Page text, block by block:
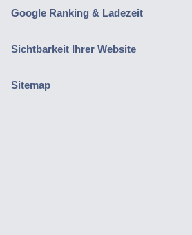
Google Ranking & Ladezeit
Sichtbarkeit Ihrer Website
Sitemap